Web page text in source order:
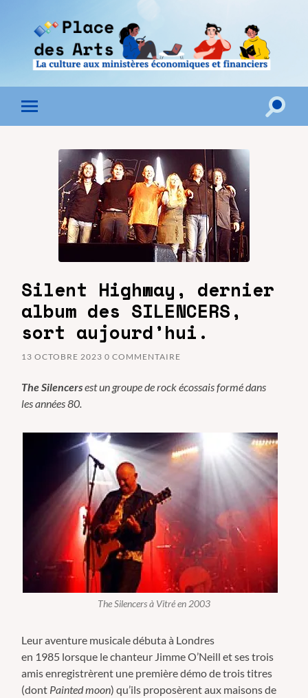
Toggle
mobile
Toggle
Silent Highway, dernier
album des SILENCERS,
sort aujourd’hui.
13 OCTOBRE 2023 0 COMMENTAIRE
The Silencersest un groupe de rock écossais formé dans
les années 80.
The Silencers à Vitré en 2003
Leur aventure musicale débuta à Londres
en 1985 lorsque le chanteur Jimme O’Neill et ses trois
amis enregistrèrent une première démo de trois titres
(dont Painted moon) qu’ils proposèrent aux maisons de